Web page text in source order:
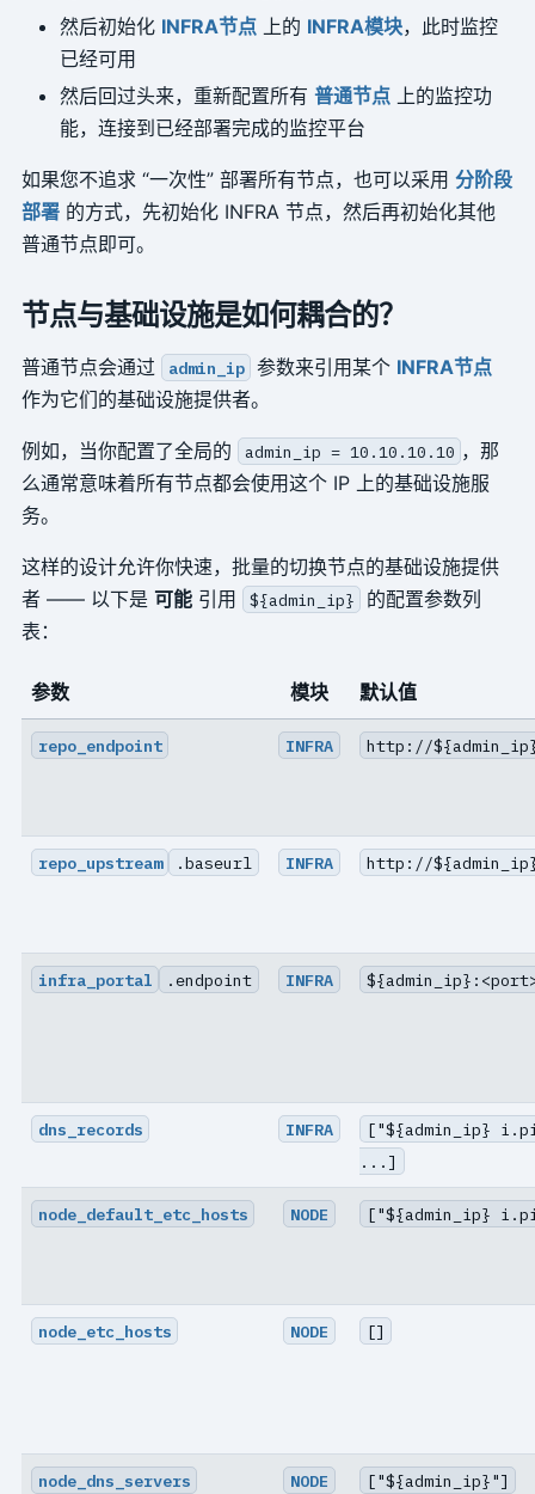
然后初始化 INFRA节点上的 INFRA模块，此时监控
已经可用
然后回过头来，重新配置所有 普通节点上的监控功
能，连接到已经部署完成的监控平台
如果您不追求 “一次性” 部署所有节点，也可以采用 分阶段
部署的方式，先初始化 INFRA 节点，然后再初始化其他
普通节点即可。
节点与基础设施是如何耦合的？
普通节点会通过 admin_ip 参数来引用某个 INFRA节点
作为它们的基础设施提供者。
例如，当你配置了全局的 admin_ip = 10.10.10.10 ，那
么通常意味着所有节点都会使用这个 IP 上的基础设施服
务。
这样的设计允许你快速，批量的切换节点的基础设施提供
者 —— 以下是 可能引用 ${admin_ip}
的配置参数列
表：
参数 模块 默认值
repo_endpoint INFRA http://
repo_upstream .baseurl INFRA http://
infra_portal .endpoint INFRA
dns_records INFRA
["${admin_ip}
...]
node_default_etc_hosts NODE ["${admin_ip}
node_etc_hosts NODE []
node_dns_servers NODE ["${admin_ip}"]